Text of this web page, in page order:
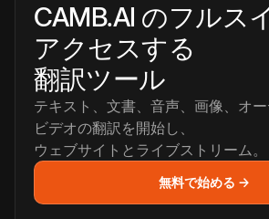
CAMB.AI のフルス
アクセスする
翻訳ツール
テキスト、文書、音声、画像、オー
ビデオの翻訳を開始し、
ウェブサイトとライブストリーム。
無料で始める →